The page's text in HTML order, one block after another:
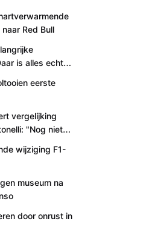
Red Bull
is alles echt
eerste
vergelijking
"Nog niet
wijziging F1-
museum na
door onrust in